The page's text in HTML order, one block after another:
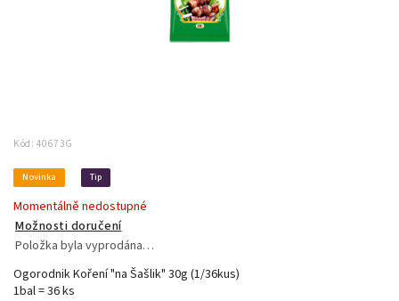
Kód: 40673G
Novinka Tip
Momentálně nedostupné
Možnosti doručení
Položka byla vyprodána…
Ogorodnik Koření "na Šašlik" 30g (1/36kus)
1bal = 36 ks